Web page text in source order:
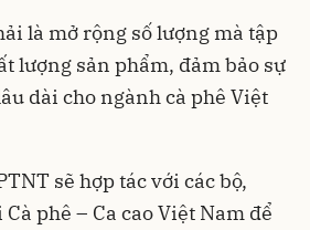
là mở rộng số lượng mà tập
lượng sản phẩm, đảm bảo sự
dài cho ngành cà phê Việt
sẽ hợp tác với các bộ,
phê – Ca cao Việt Nam để